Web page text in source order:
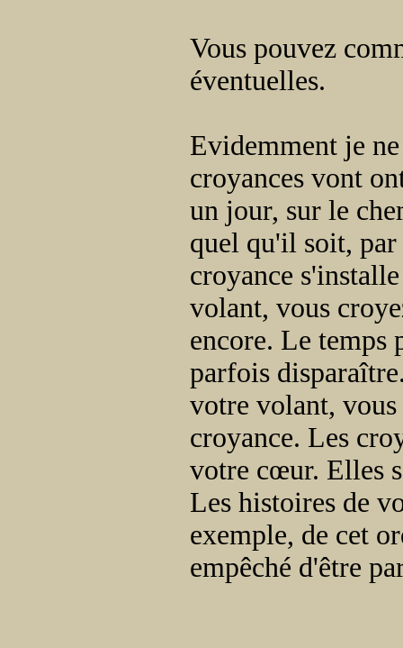
Vous pouvez
éventuelles.
Evidemment je
croyances vont
un jour, sur le
quel qu'il soit,
croyance
volant, vous
encore. Le temps
parfois
votre volant, vous
croyance. Les
votre cœur. Elles
Les histoires de
exemple, de cet
empêché d'être